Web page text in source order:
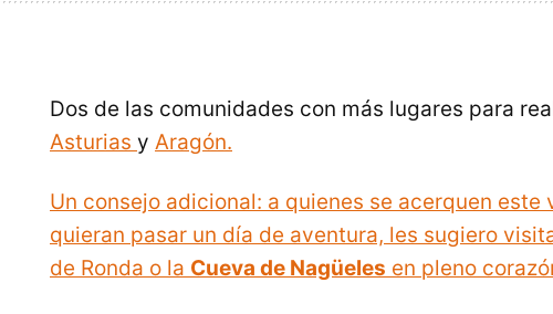
Dos de las comunidades con más lugares para
Asturias y Aragón.
Un consejo adicional: a quienes se acerquen este
quieran pasar un día de aventura, les sugiero
de Ronda o la Cueva de Nagüeles en pleno